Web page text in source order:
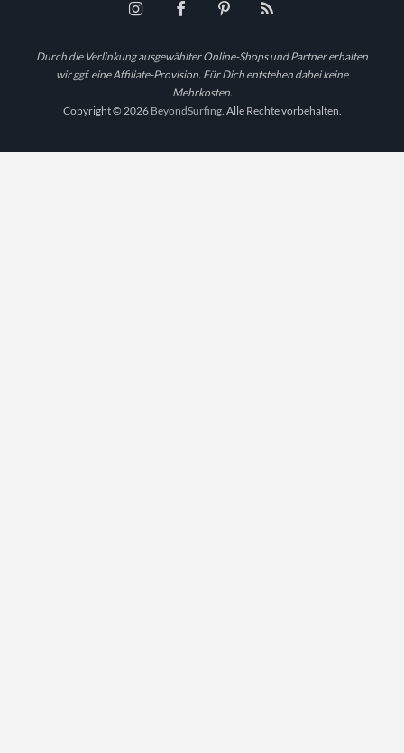
Durch die Verlinkung ausgewählter Online-Shops und Partner erhalten
wir ggf. eine Affiliate-Provision. Für Dich entstehen dabei keine
Mehrkosten.
Copyright © 2026 BeyondSurfing. Alle Rechte vorbehalten.